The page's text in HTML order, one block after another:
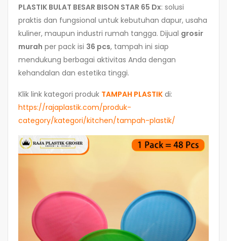
PLASTIK BULAT BESAR BISON STAR 65 Dx: solusi
praktis dan fungsional untuk kebutuhan dapur, usaha
kuliner, maupun industri rumah tangga. Dijual grosir
murah per pack isi 36 pcs, tampah ini siap
mendukung berbagai aktivitas Anda dengan
kehandalan dan estetika tinggi.
Klik link kategori produk TAMPAH PLASTIK di:
https://rajaplastik.com/produk-
category/kategori/kitchen/tampah-plastik/